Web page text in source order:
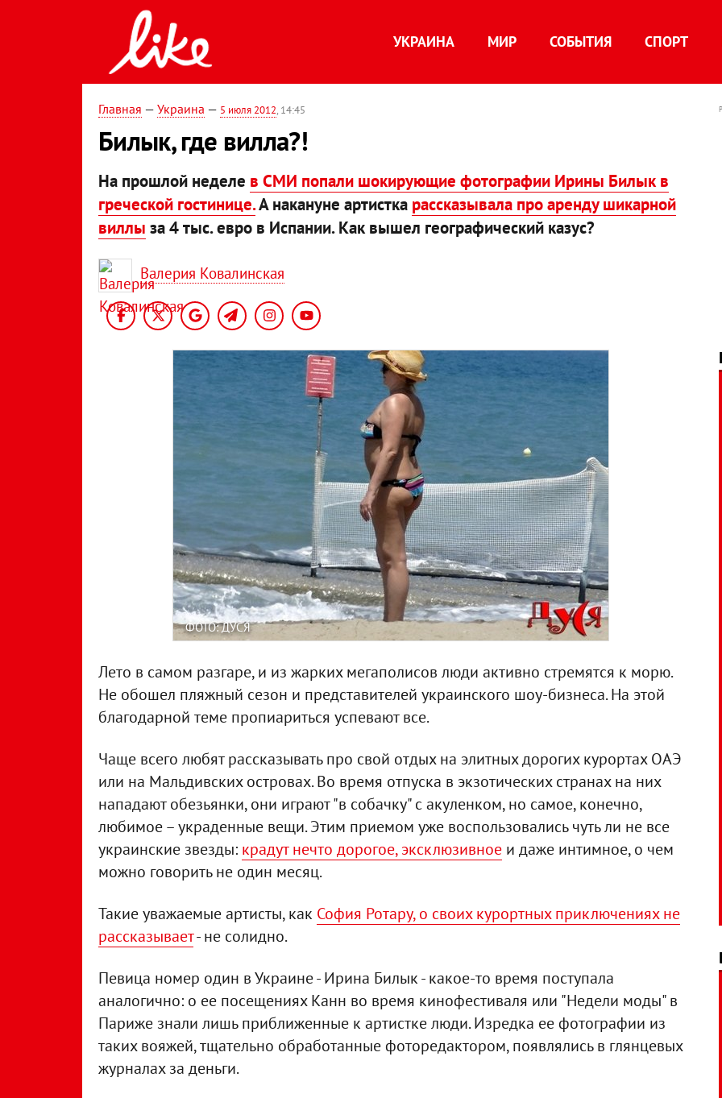
УКРАИНА МИР СОБЫТИЯ СПОРТ
Главная — Украина — 5 июля 2012, 14:45
Билык, где вилла?!
На прошлой неделе в СМИ попали шокирующие фотографии Ирины Билык в
греческой гостинице.А накануне артистка рассказывала про аренду шикарной
виллы за 4 тыс. евро в Испании. Как вышел географический казус?
Валерия Ковалинская
ФОТО: ДУСЯ
Лето в самом разгаре, и из жарких мегаполисов люди активно стремятся к морю.
Не обошел пляжный сезон и представителей украинского шоу-бизнеса. На этой
благодарной теме пропиариться успевают все.
Чаще всего любят рассказывать про свой отдых на элитных дорогих курортах ОАЭ
или на Мальдивских островах. Во время отпуска в экзотических странах на них
нападают обезьянки, они играют "в собачку" с акуленком, но самое, конечно,
любимое – украденные вещи. Этим приемом уже воспользовались чуть ли не все
украинские звезды: крадут нечто дорогое, эксклюзивное и даже интимное, о чем
можно говорить не один месяц.
Такие уважаемые артисты, как София Ротару, о своих курортных приключениях не
рассказывает- не солидно.
Певица номер один в Украине - Ирина Билык - какое-то время поступала
аналогично: о ее посещениях Канн во время кинофестиваля или "Недели моды" в
Париже знали лишь приближенные к артистке люди. Изредка ее фотографии из
таких вояжей, тщательно обработанные фоторедактором, появлялись в глянцевых
журналах за деньги.